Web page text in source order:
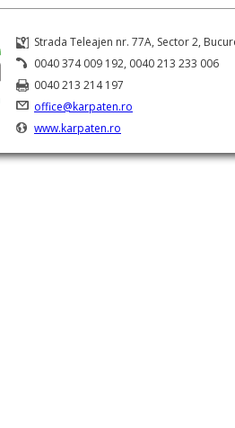
Strada Teleajen nr. 77A, Sector 2,
0040 374 009 192, 0040 213 233 006
0040 213 214 197
office@karpaten.ro
www.karpaten.ro